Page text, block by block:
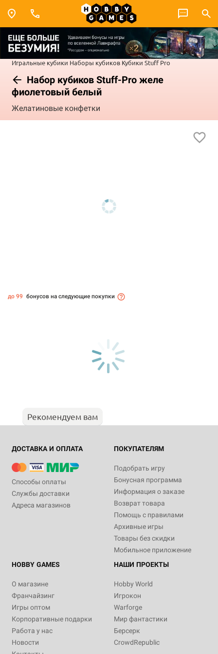
Игральные кубики Наборы кубиков Кубики Stuff Pro
Набор кубиков Stuff-Pro желе
фиолетовый белый
Желатиновые конфетки
до 99 бонусов на следующие покупки
Рекомендуем вам
ДОСТАВКА И ОПЛАТА
Способы оплаты
Службы доставки
Адреса магазинов
ПОКУПАТЕЛЯМ
Подобрать игру
Бонусная программа
Информация о заказе
Возврат товара
Помощь с правилами
Архивные игры
Товары без скидки
Мобильное приложение
HOBBY GAMES
О магазине
Франчайзинг
Игры оптом
Корпоративные подарки
Работа у нас
Новости
НАШИ ПРОЕКТЫ
Hobby World
Игрокон
Warforge
Мир фантастики
Берсерк
CrowdRepublic